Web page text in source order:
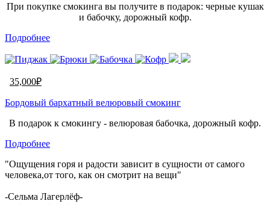
При покупке смокинга вы получите в подарок: черные кушак
и бабочку, дорожный кофр.
Подробнее
35,000₽
Бордовый бархатный велюровый смокинг
В подарок к смокингу - велюровая бабочка, дорожный кофр.
Подробнее
"Ощущения горя и радости зависит в сущности от самого
человека,от того, как он смотрит на вещи"
-Сельма Лагерлёф-